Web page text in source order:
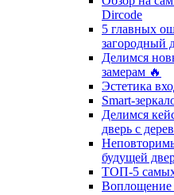
Dircode
5 главных
загородный
Делимся
замерам 🔥
Эстетика
Smart-
Делимся
дверь с
будущей
ТОП-5
Воплощение